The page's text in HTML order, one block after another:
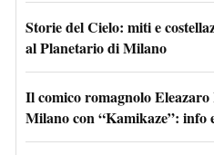
Storie del Cielo: miti e
al Planetario di Milano
Il comico romagnolo
Milano con “Kamikaze”: info